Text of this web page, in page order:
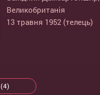
Великобританія
13 травня 1952 (телець)
(4)